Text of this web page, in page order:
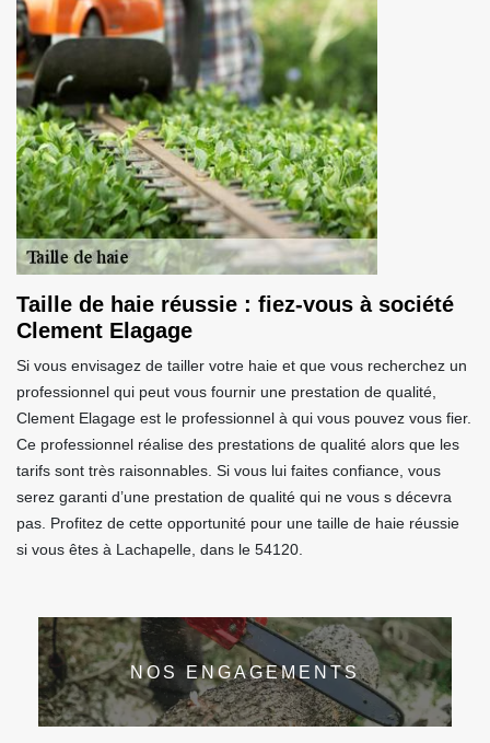
Taille de haie réussie : fiez-vous à société
Clement Elagage
Si vous envisagez de tailler votre haie et que vous recherchez un
professionnel qui peut vous fournir une prestation de qualité,
Clement Elagage est le professionnel à qui vous pouvez vous fier.
Ce professionnel réalise des prestations de qualité alors que les
tarifs sont très raisonnables. Si vous lui faites confiance, vous
serez garanti d’une prestation de qualité qui ne vous s décevra
pas. Profitez de cette opportunité pour une taille de haie réussie
si vous êtes à Lachapelle, dans le 54120.
NOS ENGAGEMENTS